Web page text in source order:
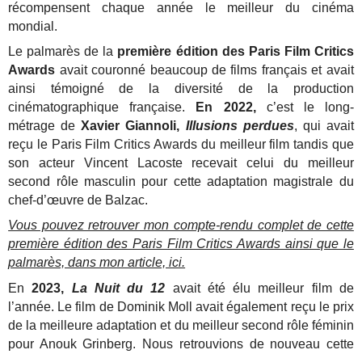
récompensent chaque année le meilleur du cinéma
mondial.
Le palmarès de la première édition des Paris Film Critics
Awards avait couronné beaucoup de films français et avait
ainsi témoigné de la diversité de la production
cinématographique française.
En 2022, c’est le long-
métrage deXavier Giannoli, Illusions perdues, qui avait
reçu le Paris Film Critics Awards du meilleur film tandis que
son acteur Vincent Lacoste recevait celui du meilleur
second rôle masculin pour cette adaptation magistrale du
chef-d’œuvre de Balzac.
Vous pouvez retrouver mon compte-rendu complet de cette
première édition des Paris Film Critics Awards ainsi que le
palmarès, dans mon article, ici.
En2023, La Nuit du 12 avait été élu meilleur film de
l’année. Le film de Dominik Moll avait également reçu le prix
de la meilleure adaptation et du meilleur second rôle féminin
pour Anouk Grinberg. Nous retrouvions de nouveau cette